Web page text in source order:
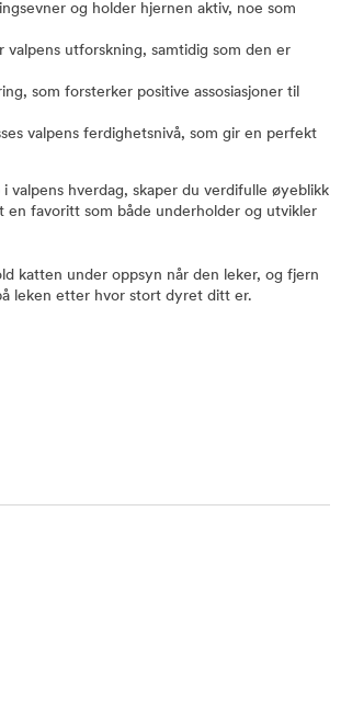
og holder hjernen aktiv, noe som
utforskning, samtidig som den er
som forsterker positive assosiasjoner til
valpens ferdighetsnivå, som gir en perfekt
valpens hverdag, skaper du verdifulle øyeblikk
en favoritt som både underholder og utvikler
katten under oppsyn når den leker, og fjern
leken etter hvor stort dyret ditt er.